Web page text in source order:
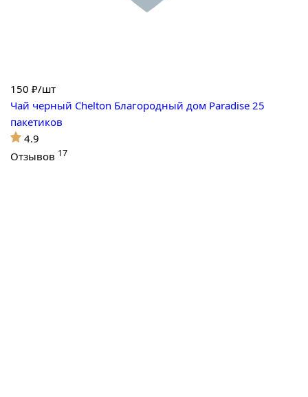
150 ₽/шт
Чай черный Chelton Благородный дом Paradise 25
пакетиков
4.9
Отзывов 17